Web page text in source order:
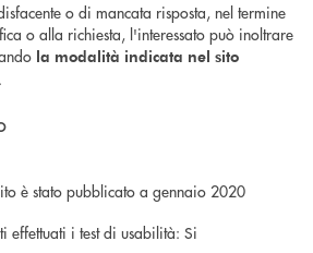
o di mancata risposta, nel termine
o alla richiesta, l'interessato può inoltrare
la modalità indicata nel sito
.
è stato pubblicato a gennaio 2020
effettuati i test di usabilità: Si